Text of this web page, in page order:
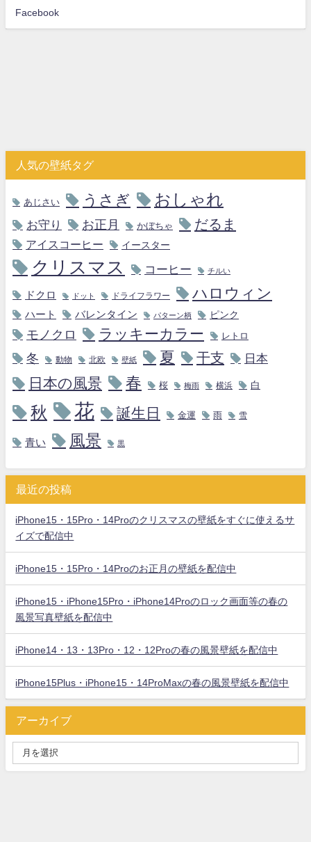
Facebook
人気の壁紙タグ
あじさい うさぎ おしゃれ
お守り お正月 かぼちゃ だるま
アイスコーヒー イースター
クリスマス コーヒー チルい
ドクロ ドット ドライフラワー ハロウィン
ハート バレンタイン パターン柄 ピンク
モノクロ ラッキーカラー レトロ
冬 動物 北欧 壁紙 夏 干支 日本
日本の風景 春 桜 梅雨 横浜 白
秋 花 誕生日 金運 雨 雪
青い 風景 黒
最近の投稿
iPhone15・15Pro・14Proのクリスマスの壁紙をすぐに使えるサ
イズで配信中
iPhone15・15Pro・14Proのお正月の壁紙を配信中
iPhone15・iPhone15Pro・iPhone14Proのロック画面等の春の
風景写真壁紙を配信中
iPhone14・13・13Pro・12・12Proの春の風景壁紙を配信中
iPhone15Plus・iPhone15・14ProMaxの春の風景壁紙を配信中
アーカイブ